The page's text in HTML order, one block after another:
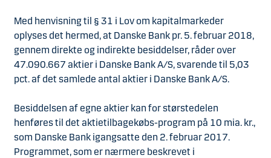
Med henvisning til § 31 i Lov om kapitalmarkeder
oplyses det hermed, at Danske Bank pr. 5. februar 2018,
gennem direkte og indirekte besiddelser, råder over
47.090.667 aktier i Danske Bank A/S, svarende til 5,03
pct. af det samlede antal aktier i Danske Bank A/S.
Besiddelsen af egne aktier kan for størstedelen
henføres til det aktietilbagekøbs-program på 10 mia. kr.,
som Danske Bank igangsatte den 2. februar 2017.
Programmet, som er nærmere beskrevet i